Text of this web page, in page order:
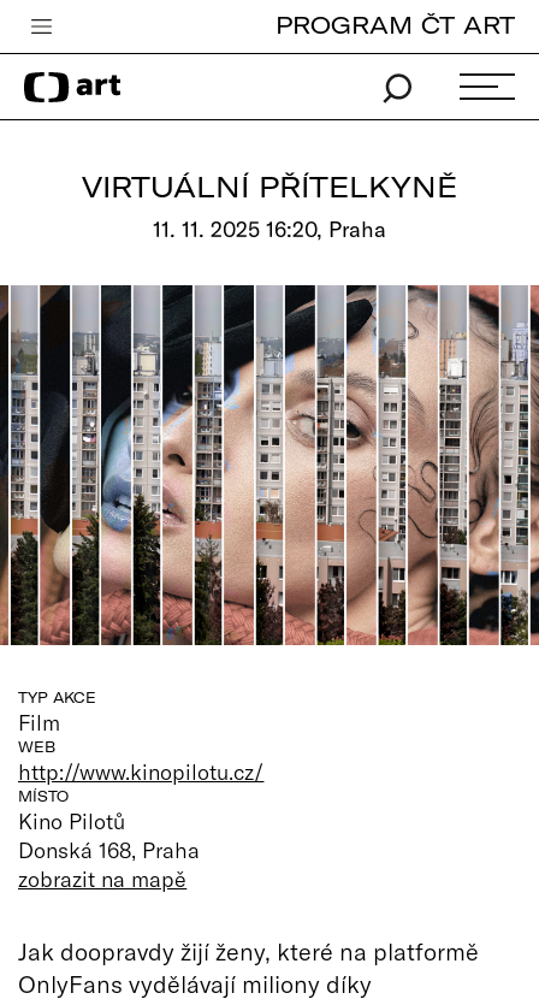
Česká televize
Zpravodajství
Pro děti
edu
Vše o ČT
PROGRAM ČT ART
VIRTUÁLNÍ PŘÍTELKYNĚ
11. 11. 2025 16:20, Praha
TYP AKCE
Film
WEB
http://www.kinopilotu.cz/
MÍSTO
Kino Pilotů
Donská 168, Praha
zobrazit na mapě
Jak doopravdy žijí ženy, které na platformě
OnlyFans vydělávají miliony díky